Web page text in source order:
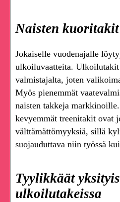
Naisten kuoritakit
Jokaiselle vuodenajalle
ulkoiluvaatteita. Ulkoilutakit
valmistajalta, joten
Myös pienemmät
naisten takkeja
kevyemmät treenitakit ovat
välttämättömyyksiä, sillä
suojauduttava niin työssä
Tyylikkäät
ulkoilutakeissa